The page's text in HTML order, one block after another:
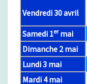
Vendredi 30 avril
Samedi 1ermai
Dimanche 2 mai
Lundi 3 mai
Mardi 4 mai